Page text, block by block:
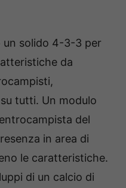
un solido 4-3-3 per
da
su tutti. Un modulo
del
in area di
le caratteristiche.
di un calcio di